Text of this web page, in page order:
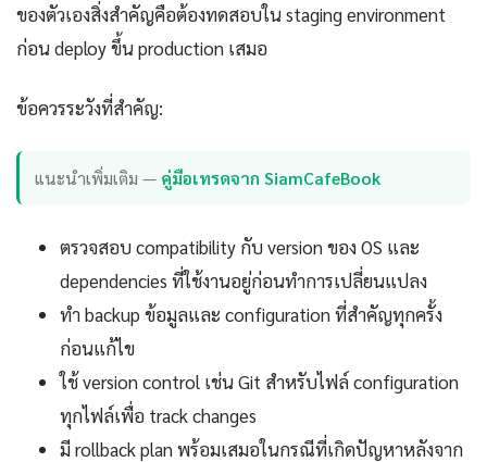
ของตัวเองสิ่งสำคัญคือต้องทดสอบใน staging environment
ก่อน deploy ขึ้น production เสมอ
ข้อควรระวังที่สำคัญ:
แนะนำเพิ่มเติม — คู่มือเทรดจาก SiamCafeBook
ตรวจสอบ compatibility กับ version ของ OS และ
dependencies ที่ใช้งานอยู่ก่อนทำการเปลี่ยนแปลง
ทำ backup ข้อมูลและ configuration ที่สำคัญทุกครั้ง
ก่อนแก้ไข
ใช้ version control เช่น Git สำหรับไฟล์ configuration
ทุกไฟล์เพื่อ track changes
มี rollback plan พร้อมเสมอในกรณีที่เกิดปัญหาหลังจาก